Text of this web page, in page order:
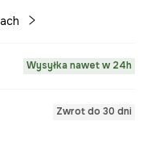
Wysyłka nawet w 24h
Zwrot do 30 dni